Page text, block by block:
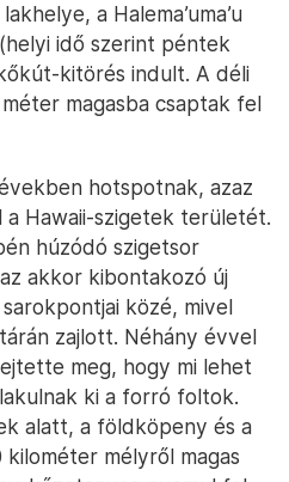
a Halema’uma’u
idő szerint péntek
kitörés indult. A déli
magasba csaptak fel
hotspotnak, azaz
Hawaii-szigetek területét.
húzódó szigetsor
akkor kibontakozó új
közé, mivel
zajlott. Néhány évvel
meg, hogy mi lehet
ki a forró foltok.
alatt, a földköpeny és a
mélyről magas